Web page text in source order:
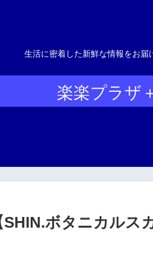
生活に密着した新鮮な情報をお届
楽楽プラザ
ボタニカルス